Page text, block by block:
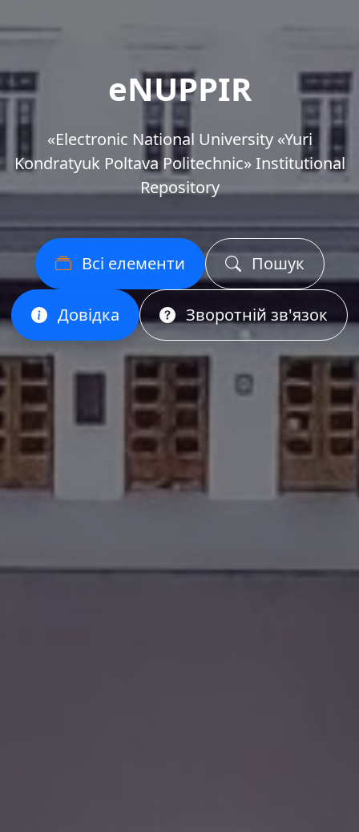
eNUPPIR
«Еlectronic National University «Yuri
Kondratyuk Poltava Politechnic» Institutional
Repository
Всі елементи Пошук
Довідка Зворотній зв'язок